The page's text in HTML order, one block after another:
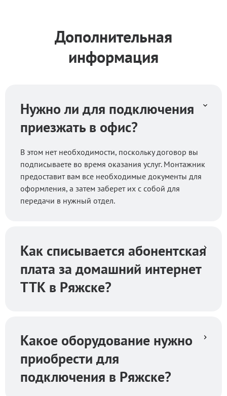
Дополнительная
информация
Нужно ли для подключения
приезжать в офис?
В этом нет необходимости, поскольку договор вы
подписываете во время оказания услуг. Монтажник
предоставит вам все необходимые документы для
оформления, а затем заберет их с собой для
передачи в нужный отдел.
Как списывается абонентская
плата за домашний интернет
ТТК в Ряжске?
Какое оборудование нужно
приобрести для
подключения в Ряжске?